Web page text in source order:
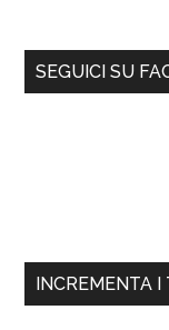
SEGUICI SU
INCREMENTA